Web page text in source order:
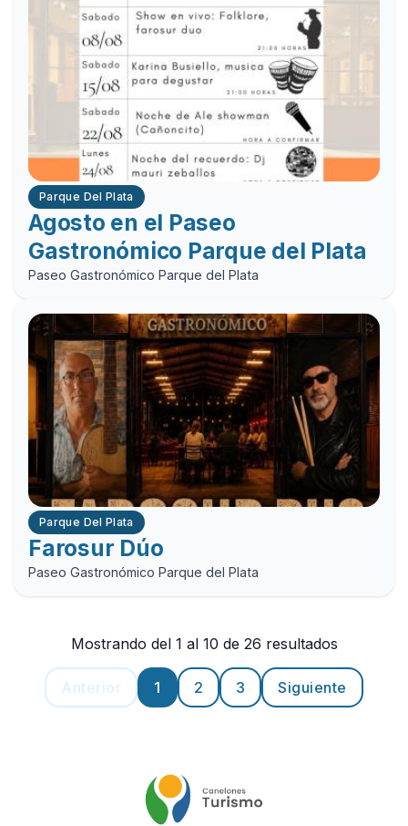
Parque Del Plata
Agosto en el Paseo
Gastronómico Parque del Plata
Paseo Gastronómico Parque del Plata
Parque Del Plata
Farosur Dúo
Paseo Gastronómico Parque del Plata
Mostrando del 1 al 10 de 26 resultados
Anterior 1 2 3 Siguiente